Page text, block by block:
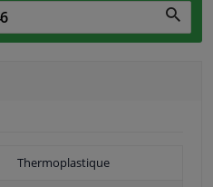
Thermoplastique